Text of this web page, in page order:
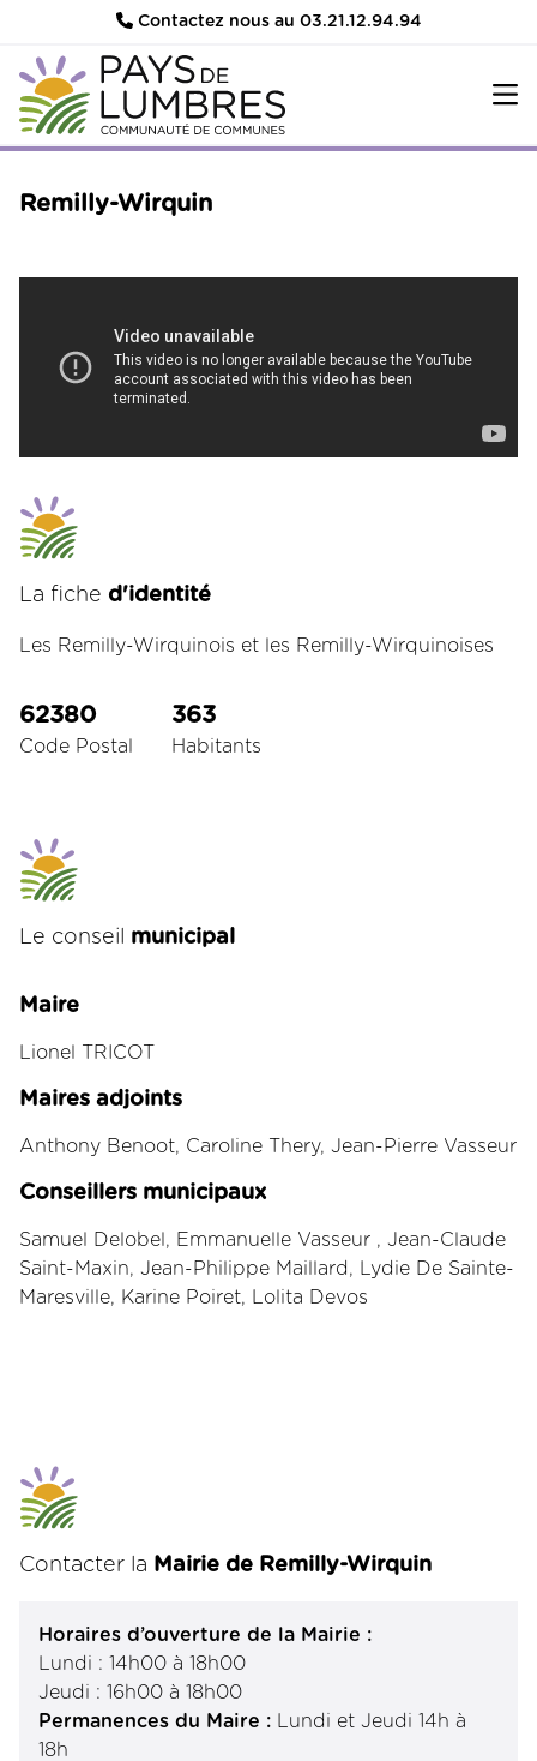
Contactez nous au 03.21.12.94.94
Remilly-Wirquin
La fiche d'identité
Les Remilly-Wirquinois et les Remilly-Wirquinoises
62380
Code Postal
363
Habitants
Le conseil municipal
Maire
Lionel TRICOT
Maires adjoints
Anthony Benoot, Caroline Thery, Jean-Pierre Vasseur
Conseillers municipaux
Samuel Delobel, Emmanuelle Vasseur , Jean-Claude
Saint-Maxin, Jean-Philippe Maillard, Lydie De Sainte-
Maresville, Karine Poiret, Lolita Devos
+
−
Contacter la Mairie de Remilly-Wirquin
Horaires d’ouverture de la Mairie :
Lundi : 14h00 à 18h00
Jeudi : 16h00 à 18h00
Permanences du Maire : Lundi et Jeudi 14h à
18h